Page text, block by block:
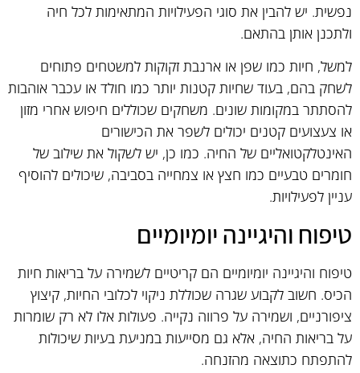
נפשית. יש להבין את סוגי הפעילויות המתאימות לכל חיה
ולתכנן אותן בהתאם.
למשל, חיות כמו שפן או ארנבת זקוקות למשטחים פתוחים
לשחק בהם, בעוד שחיות קטנות יותר כמו חולד או עכבר אוהבות
להסתתר במקומות שונים. משחקים שכוללים חיפוש אחרי מזון
או צעצועים קטנים יכולים לשפר את הכישורים
האינטלקטואליים של החיה. כמו כן, יש לשקול את שילוב של
חומרים טבעיים כמו חצץ או צמחייה בסביבה, שיכולים להוסיף
עניין לפעילויות.
טיפוח והיגיינה יומיומיים
טיפוח והיגיינה יומיומיים הם קריטיים לשמירה על בריאות חיות
הכיס. חשוב לקבוע שגרה שכוללת ניקוי לכלובי החיות, קיצוץ
ציפורניים, ושמירה על פרווה נקייה. פעולות אלו לא רק שומרות
על בריאות החיה, אלא גם מסייעות במניעת בעיות שיכולות
להתפתח כתוצאה מהזנחה.